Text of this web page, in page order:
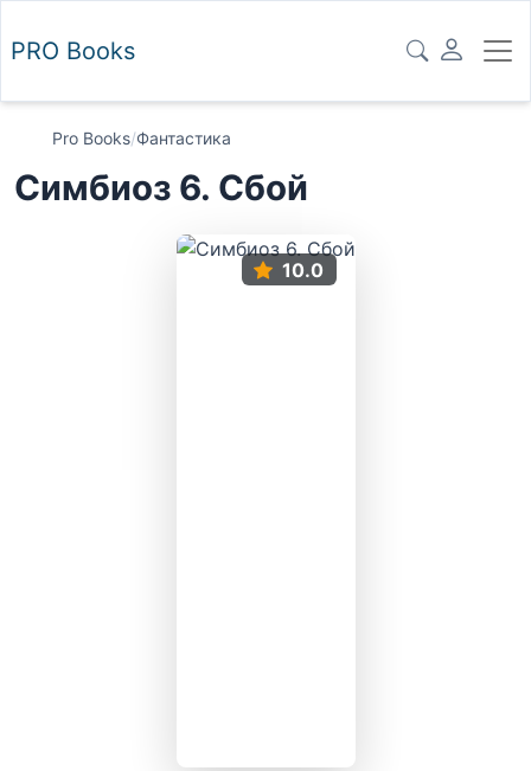
PRO Books
Pro Books/Фантастика
Симбиоз 6. Сбой
10.0